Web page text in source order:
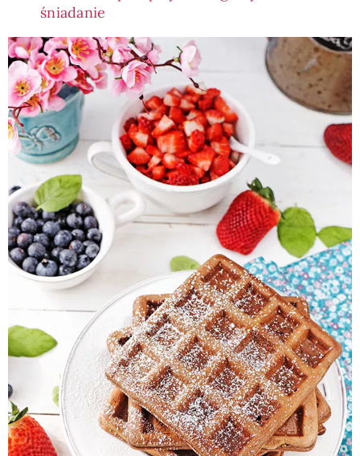
śniadanie